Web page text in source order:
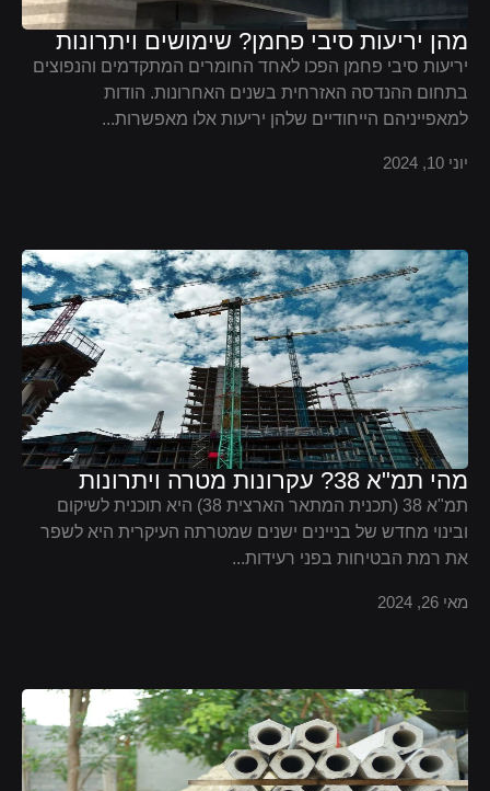
מהן יריעות סיבי פחמן? שימושים ויתרונות
יריעות סיבי פחמן הפכו לאחד החומרים המתקדמים והנפוצים
בתחום ההנדסה האזרחית בשנים האחרונות. הודות
למאפייניהם הייחודיים שלהן יריעות אלו מאפשרות...
יוני 10, 2024
מהי תמ"א 38? עקרונות מטרה ויתרונות
תמ"א 38 (תכנית המתאר הארצית 38) היא תוכנית לשיקום
ובינוי מחדש של בניינים ישנים שמטרתה העיקרית היא לשפר
את רמת הבטיחות בפני רעידות...
מאי 26, 2024